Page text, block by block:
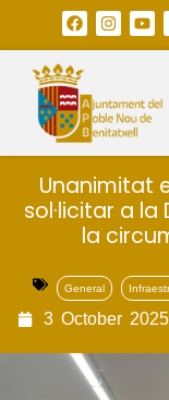
Unanimitat
sol·licitar a
la
General
3 October 2025